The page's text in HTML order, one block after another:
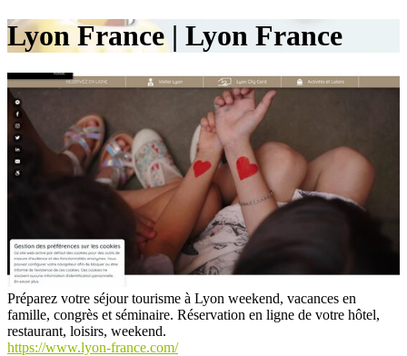
Lyon France | Lyon France
Préparez votre séjour tourisme à Lyon weekend, vacances en
famille, congrès et séminaire. Réservation en ligne de votre hôtel,
restaurant, loisirs, weekend.
https://www.lyon-france.com/